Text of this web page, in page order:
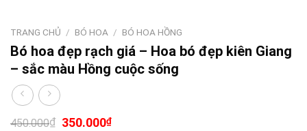
TRANG CHỦ / BÓ HOA / BÓ HOA HỒNG
Bó hoa đẹp rạch giá – Hoa bó đẹp kiên Giang
– sắc màu Hồng cuộc sống
450.000₫ 350.000₫